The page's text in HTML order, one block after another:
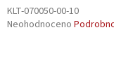
KLT-070050-00-10
Průměrné
Neohodnoceno